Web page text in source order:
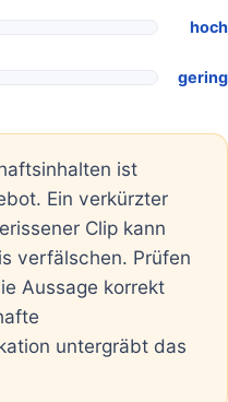
hoch
gering
ist
Ein verkürzter
Clip kann
verfälschen. Prüfen
Aussage korrekt
untergräbt das